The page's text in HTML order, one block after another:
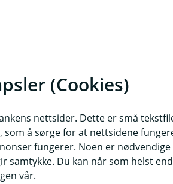
blir betalt i
som blir
regningen.
regninger, slik
konto for
budsjettet ditt.
(Cookies)
nettsider. Dette er små
å sørge for at nettsidene
fungerer. Noen er
samtykke. Du kan når som helst
vår.